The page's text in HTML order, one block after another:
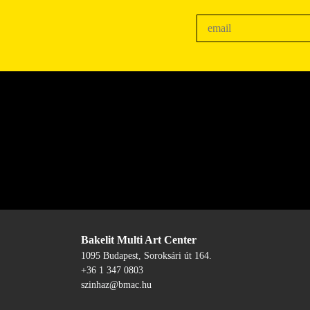
Bakelit Multi Art Center
1095 Budapest, Soroksári út 164.
+36 1 347 0803
szinhaz@bmac.hu